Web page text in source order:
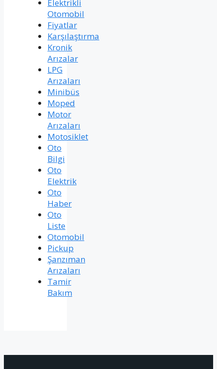
Elektrikli
Otomobil
Fiyatlar
Karşılaştırma
Kronik
Arızalar
LPG
Arızaları
Minibüs
Moped
Motor
Arızaları
Motosiklet
Oto
Bilgi
Oto
Elektrik
Oto
Haber
Oto
Liste
Otomobil
Pickup
Şanzıman
Arızaları
Tamir
Bakım